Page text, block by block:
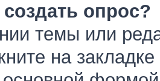
опрос?
темы или
на